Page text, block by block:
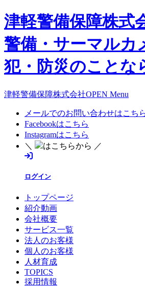
津軽警備保障株式
警備・サーマルカ
犯・防災のことな
津軽警備保障株式会社OPEN Menu
メールでのお問い合わせはこち
Facebookはこちら
Instagramはこちら
＼
はこちらから ／
ログイン
トップページ
紹介動画
会社概要
サービス一覧
法人のお客様
個人のお客様
人材育成
TOPICS
採用情報